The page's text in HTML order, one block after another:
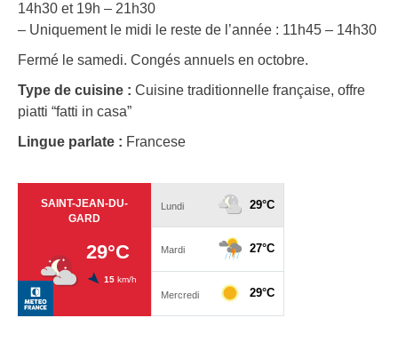
14h30 et 19h – 21h30
– Uniquement le midi le reste de l’année : 11h45 – 14h30
Fermé le samedi. Congés annuels en octobre.
Type de cuisine : Cuisine traditionnelle française, offre
piatti “fatti in casa”
Lingue parlate : Francese